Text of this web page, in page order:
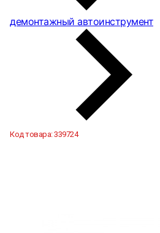
демонтажный автоинструмент
Код товара:339724